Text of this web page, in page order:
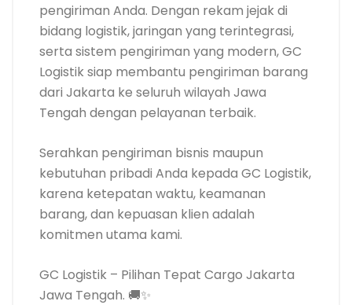
pengiriman Anda. Dengan rekam jejak di
bidang logistik, jaringan yang terintegrasi,
serta sistem pengiriman yang modern, GC
Logistik siap membantu pengiriman barang
dari Jakarta ke seluruh wilayah Jawa
Tengah dengan pelayanan terbaik.
Serahkan pengiriman bisnis maupun
kebutuhan pribadi Anda kepada GC Logistik,
karena ketepatan waktu, keamanan
barang, dan kepuasan klien adalah
komitmen utama kami.
GC Logistik – Pilihan Tepat Cargo Jakarta
Jawa Tengah. 🚚✨